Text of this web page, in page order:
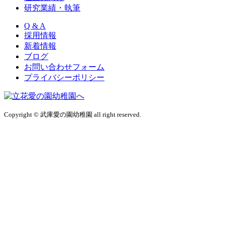
研究業績・執筆
Q & A
採用情報
新着情報
ブログ
お問い合わせフォーム
プライバシーポリシー
Copyright © 武庫愛の園幼稚園 all right reserved.